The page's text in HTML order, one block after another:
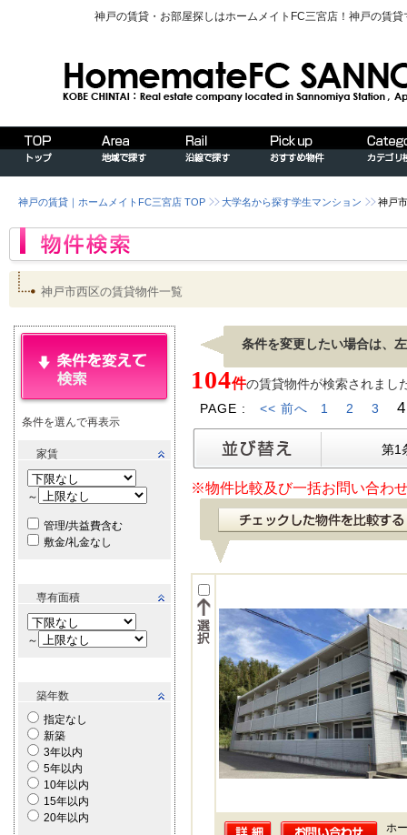
神戸の賃貸・お部屋探しはホームメイトFC三宮店！神戸の賃
神戸の賃貸｜ホームメイトFC三宮店 TOP 大学名から探す学生マンション 神戸
神戸市西区の賃貸物件一覧
条件を選んで再表示
家賃
～
管理/共益費含む
敷金/礼金なし
専有面積
～
築年数
指定なし
新築
3年以内
5年以内
10年以内
15年以内
20年以内
条件を変更したい場合は、
104件の賃貸物件が検索されまし
PAGE :
<< 前へ 1 2 3 4
第1
※物件比較及び一括お問い合わ
ホ